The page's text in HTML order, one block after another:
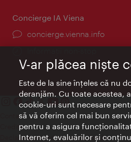
Concierge IA Viena
concierge.vienna.info
Contact
Credits
Declaraţie privind protecţia datelor
V-ar plăcea nişte
Este de la sine înţeles că nu
deranjăm. Cu toate acestea,
cookie-uri sunt necesare
să vă oferim cel mai bun
pentru a asigura
Internet, evaluărilor şi